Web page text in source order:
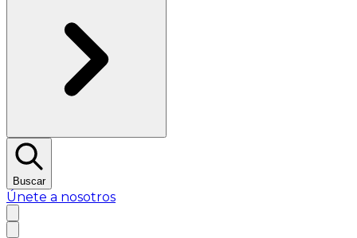
Buscar
Únete a nosotros